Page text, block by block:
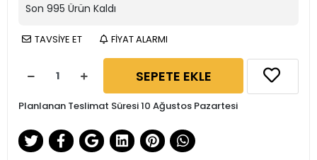
Son 995 Ürün Kaldı
TAVSİYE ET FİYAT ALARMI
SEPETE EKLE
Planlanan Teslimat Süresi 10 Ağustos Pazartesi